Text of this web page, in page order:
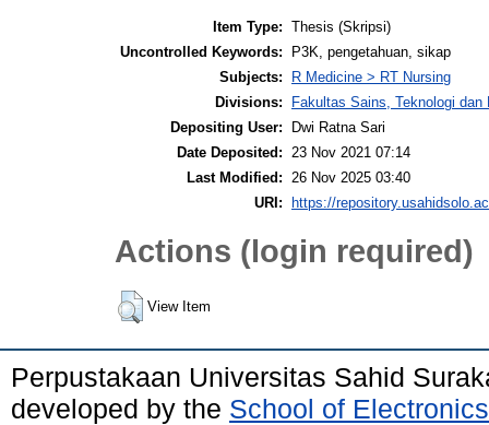
Item Type: Thesis (Skripsi)
Uncontrolled Keywords:
P3K, pengetahuan, sikap
Subjects:
R Medicine > RT Nursing
Divisions:
Fakultas Sains, Teknologi
Depositing User:
Dwi Ratna Sari
Date Deposited:
23 Nov 2021 07:14
Last Modified:
26 Nov 2025 03:40
URI:
https://
Actions (login required)
View Item
Perpustakaan Universitas Sahid
developed by the School of